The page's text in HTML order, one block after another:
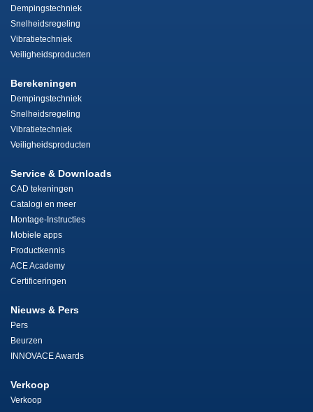
Dempingstechniek
Snelheidsregeling
Vibratietechniek
Veiligheidsproducten
Berekeningen
Dempingstechniek
Snelheidsregeling
Vibratietechniek
Veiligheidsproducten
Service & Downloads
CAD tekeningen
Catalogi en meer
Montage-Instructies
Mobiele apps
Productkennis
ACE Academy
Certificeringen
Nieuws & Pers
Pers
Beurzen
INNOVACE Awards
Verkoop
Verkoop